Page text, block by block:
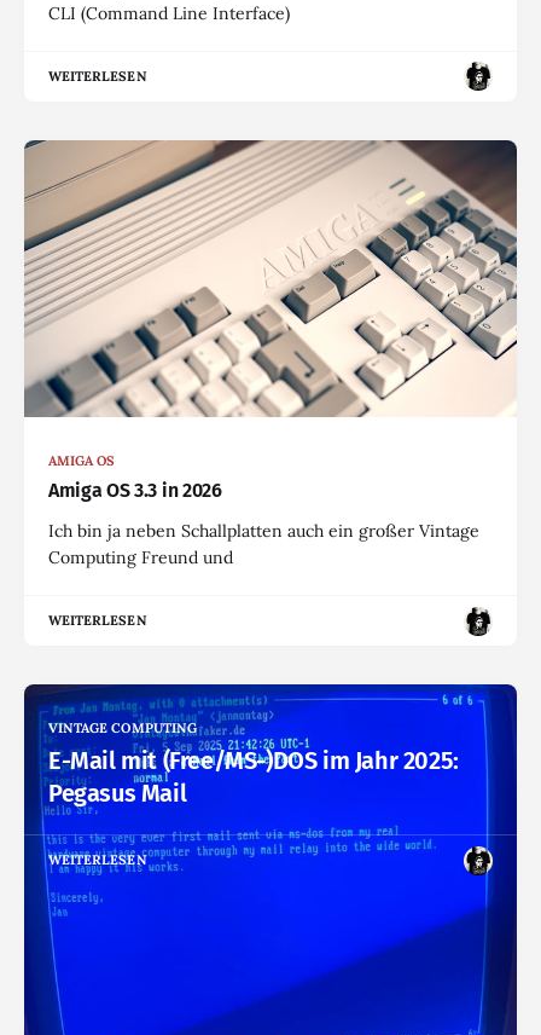
CLI (Command Line Interface)
WEITERLESEN
AMIGA OS
Amiga OS 3.3 in 2026
Ich bin ja neben Schallplatten auch ein großer Vintage
Computing Freund und
WEITERLESEN
VINTAGE COMPUTING
E-Mail mit (Free/MS-)DOS im Jahr 2025:
Pegasus Mail
WEITERLESEN